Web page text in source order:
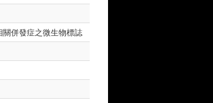
併發症之微生物標誌